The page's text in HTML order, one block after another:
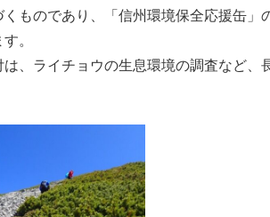
くものであり、「信州環境保全応援缶
。
は、ライチョウの生息環境の調査など